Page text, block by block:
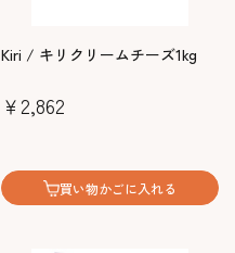
Kiri / キリクリームチーズ1kg
￥2,862
買い物かごに入れる